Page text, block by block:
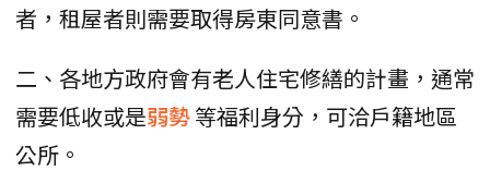
者，租屋者則需要取得房東同意書。
二、各地方政府會有老人住宅修繕的計畫，通常
需要低收或是弱勢等福利身分，可洽戶籍地區
公所。